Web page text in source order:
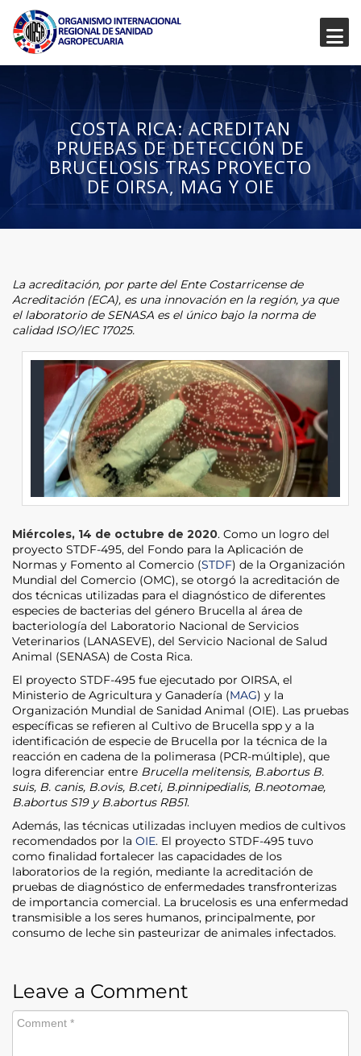
COSTA RICA: ACREDITAN
PRUEBAS DE DETECCIÓN DE
BRUCELOSIS TRAS PROYECTO
DE OIRSA, MAG Y OIE
La acreditación, por parte del Ente Costarricense de
Acreditación (ECA), es una innovación en la región, ya que
el laboratorio de SENASA es el único bajo la norma de
calidad ISO/IEC 17025.
Miércoles, 14 de octubre de 2020. Como un logro del
proyecto STDF-495, del Fondo para la Aplicación de
Normas y Fomento al Comercio (STDF) de la Organización
Mundial del Comercio (OMC), se otorgó la acreditación de
dos técnicas utilizadas para el diagnóstico de diferentes
especies de bacterias del género Brucella al área de
bacteriología del Laboratorio Nacional de Servicios
Veterinarios (LANASEVE), del Servicio Nacional de Salud
Animal (SENASA) de Costa Rica.
El proyecto STDF-495 fue ejecutado por OIRSA, el
Ministerio de Agricultura y Ganadería (MAG) y la
Organización Mundial de Sanidad Animal (OIE). Las pruebas
específicas se refieren al Cultivo de Brucella spp y a Ia
identificación de especie de Brucella por la técnica de la
reacción en cadena de la polimerasa (PCR-múltiple), que
logra diferenciar entre Brucella melitensis, B.abortus B.
suis, B. canis, B.ovis, B.ceti, B.pinnipedialis, B.neotomae,
B.abortus S19 y B.abortus RB51.
Además, las técnicas utilizadas incluyen medios de cultivos
recomendados por la OIE. El proyecto STDF-495 tuvo
como finalidad fortalecer las capacidades de los
laboratorios de la región, mediante la acreditación de
pruebas de diagnóstico de enfermedades transfronterizas
de importancia comercial. La brucelosis es una enfermedad
transmisible a los seres humanos, principalmente, por
consumo de leche sin pasteurizar de animales infectados.
Leave a Comment